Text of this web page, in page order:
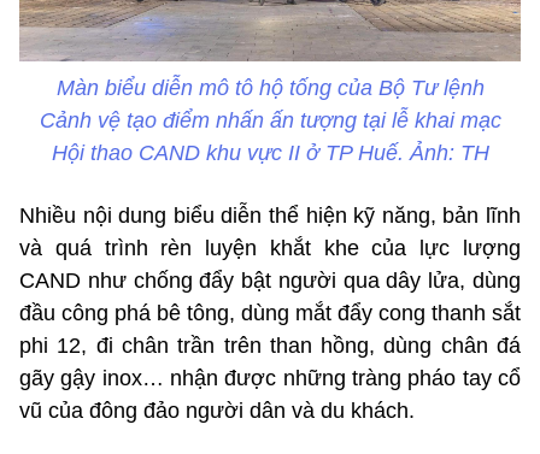
Màn biểu diễn mô tô hộ tống của Bộ Tư lệnh
Cảnh vệ tạo điểm nhấn ấn tượng tại lễ khai mạc
Hội thao CAND khu vực II ở TP Huế. Ảnh: TH
Nhiều nội dung biểu diễn thể hiện kỹ năng, bản lĩnh
và quá trình rèn luyện khắt khe của lực lượng
CAND như chống đẩy bật người qua dây lửa, dùng
đầu công phá bê tông, dùng mắt đẩy cong thanh sắt
phi 12, đi chân trần trên than hồng, dùng chân đá
gãy gậy inox… nhận được những tràng pháo tay cổ
vũ của đông đảo người dân và du khách.